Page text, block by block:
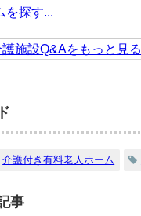
探す...
施設Q&Aをもっと見る
介護付き有料老人ホーム
事